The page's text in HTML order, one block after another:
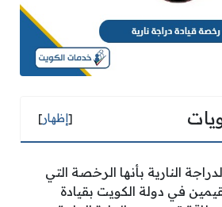
[إظهار]
النارية بأنها الرخصة التي
في دولة الكويت بقيادة